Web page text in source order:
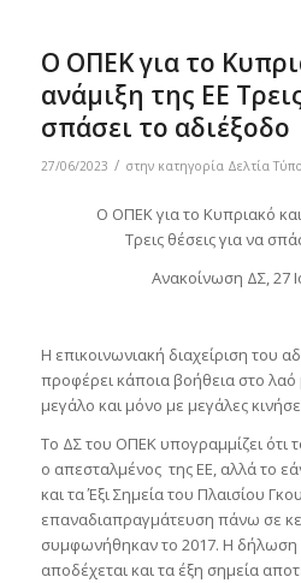
Ο ΟΠΕΚ για το
ανάμιξη της ΕΕ
σπάσει το αδιέξοδο
27/06/2023 / στην κατηγορία Δελτία
Ο ΟΠΕΚ για το Κυπριακό
Τρεις θέσεις για να
Ανακοίνωση ΔΣ, 27
Η επικοινωνιακή διαχείριση του
προφέρει κάποια βοήθεια στο λαό
μεγάλο και μόνο με μεγάλες
Το ΔΣ του ΟΠΕΚ υπογραμμίζει ότι
ο απεσταλμένος της ΕΕ, αλλά το
και τα Έξι Σημεία του Πλαισίου
επαναδιαπραγμάτευση πάνω σε
συμφωνήθηκαν το 2017. Η δήλωση
αποδέχεται και τα έξη σημεία